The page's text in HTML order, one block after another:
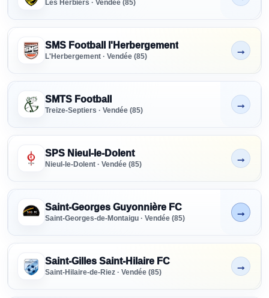
Les Herbiers · Vendée (85)
SMS Football l'Herbergement
L'Herbergement · Vendée (85)
Non indiqué
→
SMTS Football
Treize-Septiers · Vendée (85)
Non indiqué
→
SPS Nieul-le-Dolent
Nieul-le-Dolent · Vendée (85)
Non indiqué
→
Saint-Georges Guyonnière FC
Saint-Georges-de-Montaigu · Vendée (85)
En cours
→
Saint-Gilles Saint-Hilaire FC
Saint-Hilaire-de-Riez · Vendée (85)
Non indiqué
→